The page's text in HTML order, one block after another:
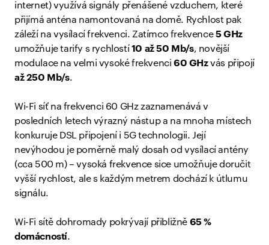
internet) využívá signály přenášené vzduchem, které
přijímá anténa namontovaná na domě. Rychlost pak
záleží na vysílací frekvenci. Zatímco frekvence5 GHz
umožňuje tarify s rychlostí 10 až 50 Mb/s, novější
modulace na velmi vysoké frekvenci60 GHzvás připojí
až 250 Mb/s.
Wi-Fi síť na frekvenci 60 GHz zaznamenává v
posledních letech výrazný nástup a na mnoha místech
konkuruje DSL připojení i 5G technologii. Její
nevýhodou je poměrně malý dosah od vysílací antény
(cca 500 m) – vysoká frekvence sice umožňuje doručit
vyšší rychlost, ale s každým metrem dochází k útlumu
signálu.
Wi-Fi sítě dohromady pokrývají přibližně 65 %
domácností.